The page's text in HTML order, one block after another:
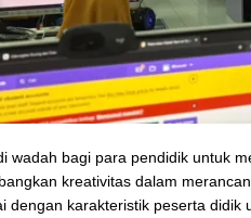
wadah bagi para pendidik untuk
kreativitas dalam
dengan karakteristik peserta didik